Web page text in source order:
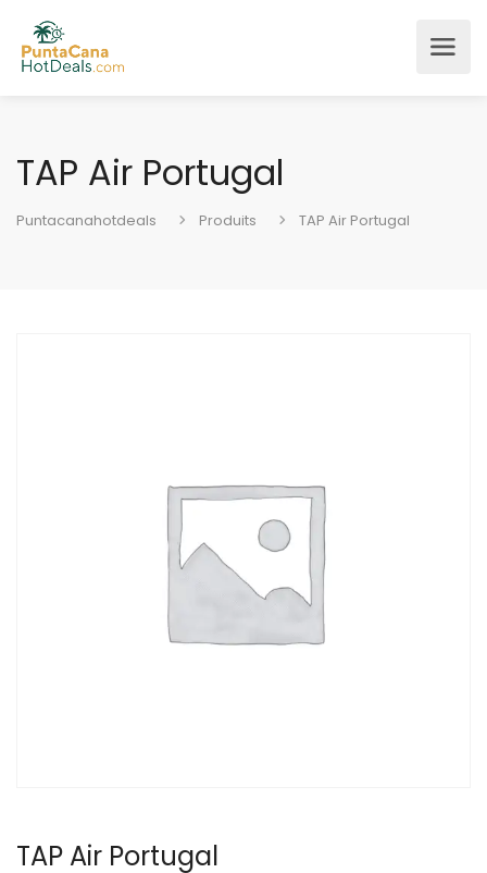
TAP Air Portugal
Puntacanahotdeals Produits TAP Air Portugal
TAP Air Portugal